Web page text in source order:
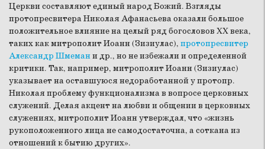
Церкви составляют единый народ Божий. Взгляды
протопресвитера Николая Афанасьева оказали большое
положительное влияние на целый ряд богословов XX века,
таких как митрополит Иоанн (Зизиулас), протопресвитер
Александр Шмемани др., но не избежали и определенной
критики. Так, например, митрополит Иоанн (Зизиулас)
указывает на оставшуюся недоработанной у протопр.
Николая проблему функционализма в вопросе церковных
служений. Делая акцент на любви и общении в церковных
служениях, митрополит Иоанн утверждал, что «жизнь
рукоположенного лица не самодостаточна, а соткана из
отношений к бытию других».